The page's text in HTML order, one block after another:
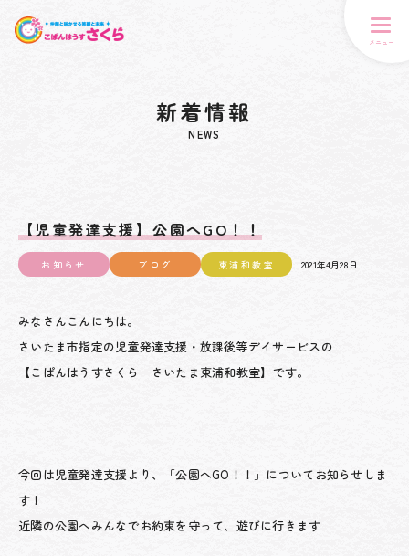
メニュー
新着情報
NEWS
【児童発達支援】公園へGO！！
お知らせ ブログ 東浦和教室 2021年4月28日
みなさんこんにちは。
さいたま市指定の児童発達支援・放課後等デイサービスの
【こぱんはうすさくら さいたま東浦和教室】です。
今回は児童発達支援より、「公園へGO！！」についてお知らせしま
す！
近隣の公園へみんなでお約束を守って、遊びに行きます